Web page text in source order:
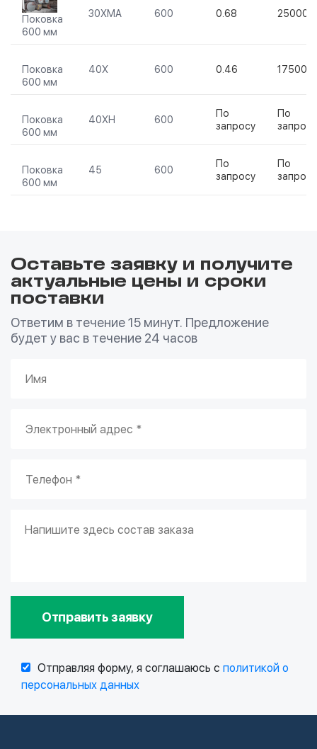
Поковка
600 мм
30ХМА 600 0.68 250000
Поковка
600 мм
40Х 600 0.46 175000
Поковка
600 мм
40ХН 600
По
запросу
По
запросу
Поковка
600 мм
45 600
По
запросу
По
запросу
Оставьте заявку и получите
актуальные цены и сроки
поставки
Ответим в течение 15 минут. Предложение
будет у вас в течение 24 часов
Отправить заявку
Отправляя форму, я соглашаюсь с политикой о
персональных данных